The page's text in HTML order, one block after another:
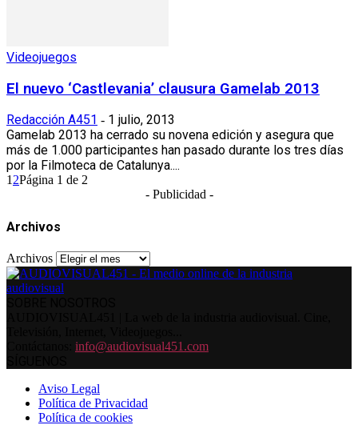
Videojuegos
El nuevo ‘Castlevania’ clausura Gamelab 2013
Redacción A451 - 1 julio, 2013
Gamelab 2013 ha cerrado su novena edición y asegura que
más de 1.000 participantes han pasado durante los tres días
por la Filmoteca de Catalunya....
1 2Página 1 de 2
- Publicidad -
Archivos
Archivos
info@audiovisual451.com
Aviso Legal
Política de Privacidad
Política de cookies